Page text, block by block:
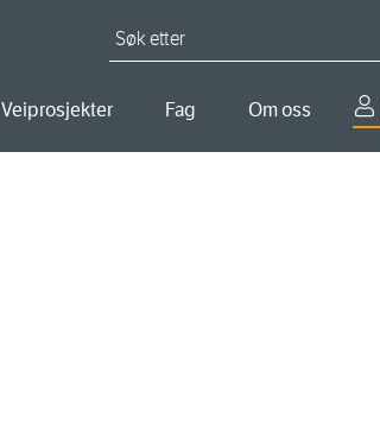
Veiprosjekter Fag Om oss